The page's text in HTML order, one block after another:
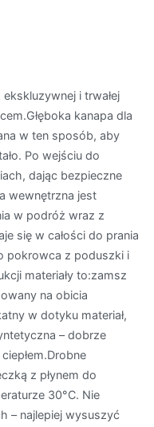
i trwałej
kanapa dla
w ten sposób, aby
Po wejściu do
dając bezpieczne
wewnętrzna jest
w podróż wraz z
się w całości do prania
pokrowca z poduszki i
materiały to:zamsz
na obicia
w dotyku materiał,
– dobrze
z płynem do
30°C. Nie
– najlepiej wysuszyć